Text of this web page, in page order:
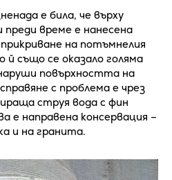
е била, че върху
време е нанесена
на потъмнелия
също се оказало голяма
повърхността на
с проблема е чрез
струя вода с фин
е направена консервация –
и на гранита.